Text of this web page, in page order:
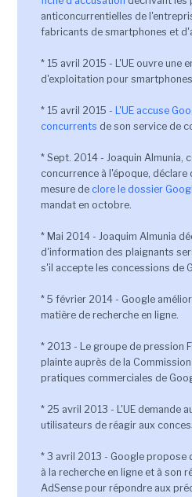
anticoncurrentielles de
fabricants de smartphones et
* 15 avril 2015 - L'UE ouvre une
d'exploitation pour
* 15 avril 2015 - L'UE accuse
concurrents de son service de
* Sept. 2014 - Joaquin Almunia,
concurrence à l'époque, déclare
mesure de clore le dossier
mandat en octobre.
* Mai 2014 - Joaquim Almunia
d'information des plaignants
s'il accepte les concessions de
* 5 février 2014 - Google
matière de recherche en ligne.
* 2013 - Le groupe de pression
plainte auprès de la
pratiques commerciales de
* 25 avril 2013 - L'UE demande
utilisateurs de réagir aux
* 3 avril 2013 - Google propose
à la recherche en ligne et à son
AdSense pour répondre aux